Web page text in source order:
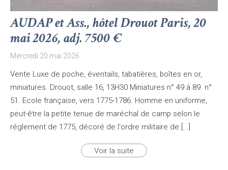
AUDAP et Ass., hôtel Drouot Paris, 20
mai 2026, adj. 7500 €
Mercredi 20 mai 2026
Vente Luxe de poche, éventails, tabatières, boîtes en or,
miniatures. Drouot, salle 16, 13H30 Miniatures n° 49 à 89. n°
51. Ecole française, vers 1775-1786. Homme en uniforme,
peut-être la petite tenue de maréchal de camp selon le
réglement de 1775, décoré de l'ordre militaire de [...]
Voir la suite